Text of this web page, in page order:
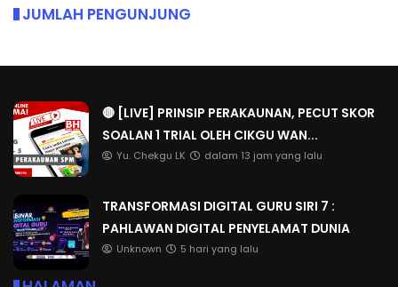
JUMLAH PENGUNJUNG
🔴 [LIVE] PRINSIP PERAKAUNAN, PECUT SKOR
SOALAN 1 TRIAL OLEH CIKGU WAN...
Yu. Chekgu LK dalam 13 jam yang lalu
TRANSFORMASI DIGITAL GURU SIRI 7 :
PAHLAWAN DIGITAL PENYELAMAT DUNIA
Unknown 5 hari yang lalu